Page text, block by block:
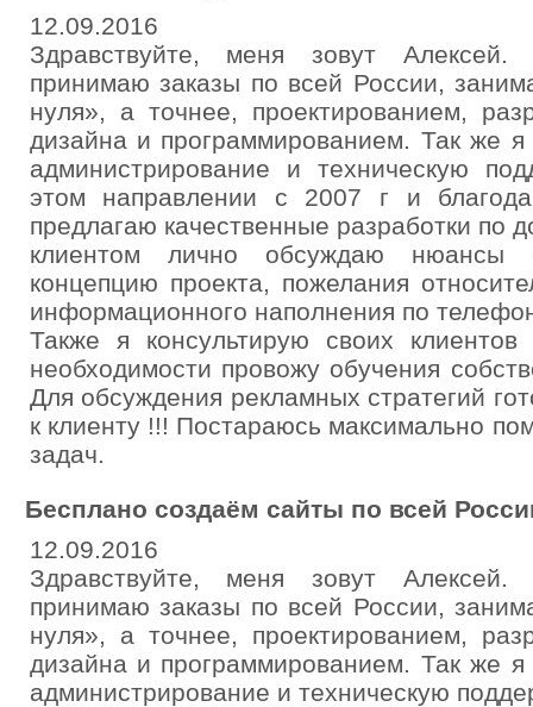
12.09.2016
Здравствуйте, меня зовут
принимаю заказы по всей России,
нуля», а точнее, проектированием,
дизайна и программированием. Так же
администрирование и техническую
этом направлении с 2007 г и
предлагаю качественные разработки по
клиентом лично обсуждаю нюансы
концепцию проекта, пожелания
информационного наполнения по
Также я консультирую своих
необходимости провожу обучения
Для обсуждения рекламных стратегий
к клиенту !!! Постараюсь максимально
задач.
Бесплано создаём сайты по всей
12.09.2016
Здравствуйте, меня зовут
принимаю заказы по всей России,
нуля», а точнее, проектированием,
дизайна и программированием. Так же
администрирование и техническую